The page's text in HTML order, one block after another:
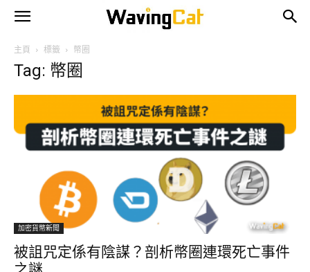
主頁 標籤 幣圈
Tag: 幣圈
加密貨幣新聞
被詛咒定係有陰謀？剖析幣圈連環死亡事件